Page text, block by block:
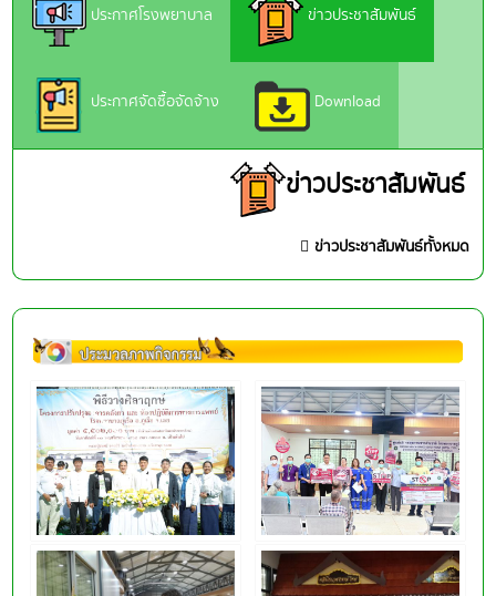
ประกาศโรงพยาบาล ข่าวประชาสัมพันธ์
ประกาศจัดซื้อจัดจ้าง Download
ข่าวประชาสัมพันธ์
ข่าวประชาสัมพันธ์ทั้งหมด